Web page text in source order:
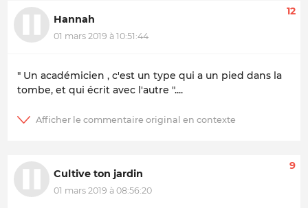
Hannah
01 mars 2019 à 10:51:44
12
" Un académicien , c'est un type qui a un pied dans la
tombe, et qui écrit avec l'autre "....
Cultive ton jardin
01 mars 2019 à 08:56:20
9